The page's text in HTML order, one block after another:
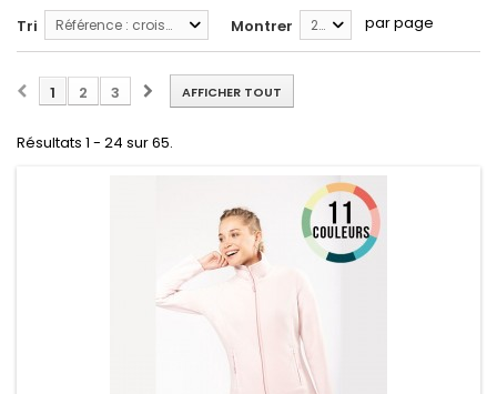
Tri
Référence : croissante Montrer 24 par page
AFFICHER TOUT
1 2 3
Résultats 1 - 24 sur 65.